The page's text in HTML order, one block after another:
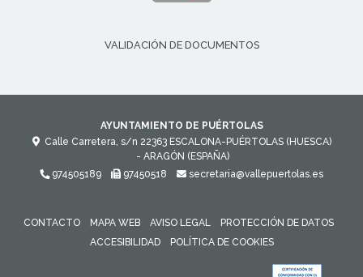
VALIDACIÓN DE DOCUMENTOS
AYUNTAMIENTO DE PUÉRTOLAS
Calle Carretera, s/n 22363 ESCALONA-PUÉRTOLAS (HUESCA)
- ARAGÓN (ESPAÑA)
974505189
97450518 secretaria@vallepuertolas.es
CONTACTO MAPA WEB AVISO LEGAL
PROTECCIÓN DE DATOS
ACCESIBILIDAD
POLÍTICA DE COOKIES